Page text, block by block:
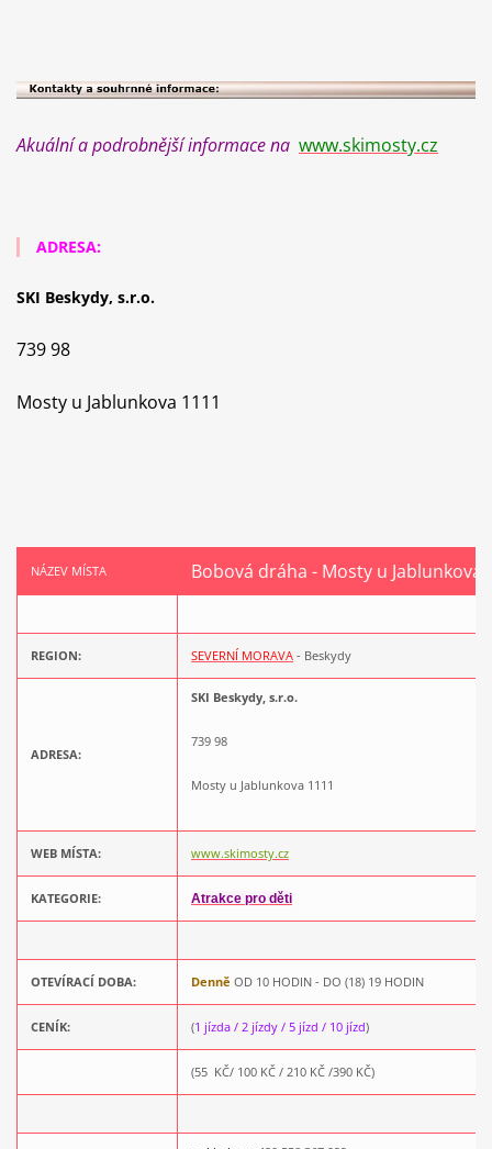
Akuální a podrobnější informace na www.skimosty.cz
ADRESA:
SKI Beskydy, s.r.o.
739 98
Mosty u Jablunkova 1111
NÁZEV MÍSTA Bobová dráha - Mosty u Jablunkova
REGION: SEVERNÍ MORAVA - Beskydy
ADRESA:
SKI Beskydy, s.r.o.
739 98
Mosty u Jablunkova 1111
WEB MÍSTA: www.skimosty.cz
KATEGORIE: Atrakce pro děti
OTEVÍRACÍ DOBA: Denně OD 10 HODIN - DO (18) 19 HODIN
CENÍK: (1 jízda / 2 jízdy / 5 jízd / 10 jízd)
(55 KČ/ 100 KČ / 210 KČ /390 KČ)